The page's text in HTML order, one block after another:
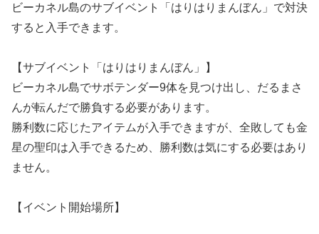
ビーカネル島のサブイベント「はりはりまんぼん」で対決
すると入手できます。
【サブイベント「はりはりまんぼん」】
ビーカネル島でサボテンダー9体を見つけ出し、だるまさ
んが転んだで勝負する必要があります。
勝利数に応じたアイテムが入手できますが、全敗しても金
星の聖印は入手できるため、勝利数は気にする必要はあり
ません。
【イベント開始場所】